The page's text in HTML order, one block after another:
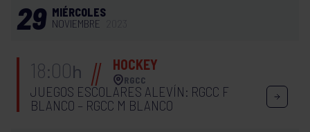
29 MIÉRCOLES
NOVIEMBRE
18:00h HOCKEY
RGCC
JUEGOS ESCOLARES ALEVÍN: RGCC F
BLANCO – RGCC M BLANCO